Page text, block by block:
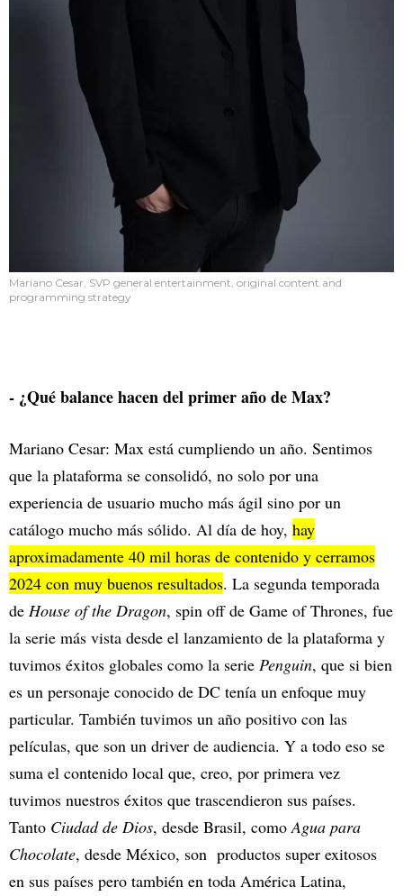
Mariano Cesar, SVP general entertainment, original content and
programming strategy
- ¿Qué balance hacen del primer año de Max?
Mariano Cesar: Max está cumpliendo un año. Sentimos
que la plataforma se consolidó, no solo por una
experiencia de usuario mucho más ágil sino por un
catálogo mucho más sólido. Al día de hoy, hay
aproximadamente 40 mil horas de contenido y cerramos
2024 con muy buenos resultados. La segunda temporada
de House of the Dragon, spin off de Game of Thrones, fue
la serie más vista desde el lanzamiento de la plataforma y
tuvimos éxitos globales como la serie Penguin, que si bien
es un personaje conocido de DC tenía un enfoque muy
particular. También tuvimos un año positivo con las
películas, que son un driver de audiencia. Y a todo eso se
suma el contenido local que, creo, por primera vez
tuvimos nuestros éxitos que trascendieron sus países.
Tanto Ciudad de Dios, desde Brasil, comoAgua para
Chocolate, desde México, son productos super exitosos
en sus países pero también en toda América Latina,